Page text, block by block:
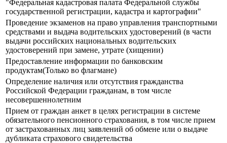
"Федеральная кадастровая палата Федеральной службы
государственной регистрации, кадастра и картографии"
Прoведение экзаменов на право управления транспортными
средствами и выдача водительских удостоверений (в части
выдачи российских национальных водительских
удостоверений при замене, утрате (хищении)
Предоставление информации по банковским
продуктам(Только во флагмане)
Определение наличия или отсутствия гражданства
Российской Федерации гражданам, в том числе
несовершеннолетним
Прием от граждан анкет в целях регистрации в системе
обязательного пенсионного страхования, в том числе прием
от застрахованных лиц заявлений об обмене или о выдаче
дубликата страхового свидетельства